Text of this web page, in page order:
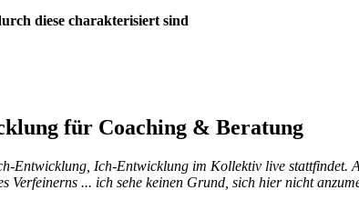
diese charakterisiert sind
für Coaching & Beratung
Ich-Entwicklung im Kollektiv live stattfindet.
Verfeinerns ... ich sehe keinen Grund, sich hier nicht